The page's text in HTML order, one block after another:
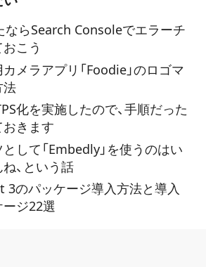
ならSearch Consoleでエラーチ
こう
メラアプリ「Foodie」のロゴマ
法
化を実施したので、手順だった
おきます
して「Embedly」を使うのはい
、という話
3のパッケージ導入方法と導入
ジ22選